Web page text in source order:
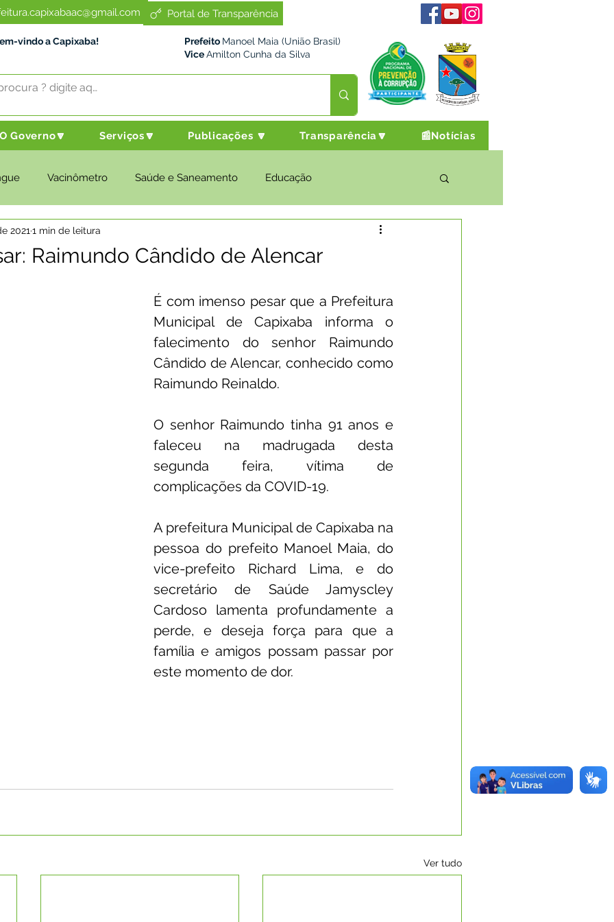
Portal de Transparência
vindo a Capixaba! Prefeito Manoel Maia (União Brasil)
ViceAmilton Cunha da Silva
O Governo🔽 Serviços🔽 Publicações 🔽 Transparência🔽 📰Notícias
Vacinômetro Saúde e Saneamento Educação
e Meio Ambiente Desporto Cultura e Lazer
Convênios e Parcerias Emenda Parlamentar Nota Oficial
Comunidade Saúde Esporte
Raimundo Cândido de Alencar
2021 1 min de leitura
É com imenso pesar que a Prefeitura
Municipal de Capixaba informa o
falecimento do senhor Raimundo
Cândido de Alencar, conhecido como
Raimundo Reinaldo.
O senhor Raimundo tinha 91 anos e
faleceu na madrugada desta
segunda feira, vítima de
complicações da COVID-19.
A prefeitura Municipal de Capixaba na
pessoa do prefeito Manoel Maia, do
vice-prefeito Richard Lima, e do
secretário de Saúde Jamyscley
Cardoso lamenta profundamente a
perde, e deseja força para que a
família e amigos possam passar por
este momento de dor.
Ver tudo